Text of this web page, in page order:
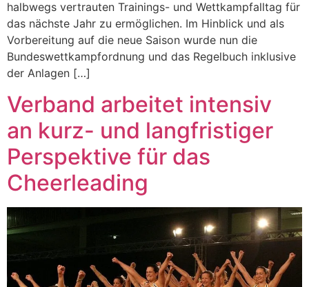
halbwegs vertrauten Trainings- und Wettkampfalltag für
das nächste Jahr zu ermöglichen. Im Hinblick und als
Vorbereitung auf die neue Saison wurde nun die
Bundeswettkampfordnung und das Regelbuch inklusive
der Anlagen […]
Verband arbeitet intensiv
an kurz- und langfristiger
Perspektive für das
Cheerleading